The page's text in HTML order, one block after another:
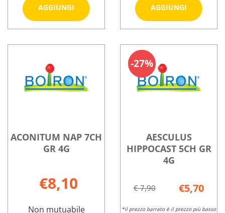
AGGIUNGI
Aggiungi ACONITUM
NAP
30CH
su ACONITUM
GR
4G
AGGIUNGI
Aggiungi
NAP
5CH
su
GR
4G
ACONITUM NAP 7CH
GR 4G
€8,10
Non mutuabile
AESCULUS
HIPPOCAST 5CH GR
4G
27%
€ 7,90 €5,70
*il prezzo barrato è il prezzo più basso